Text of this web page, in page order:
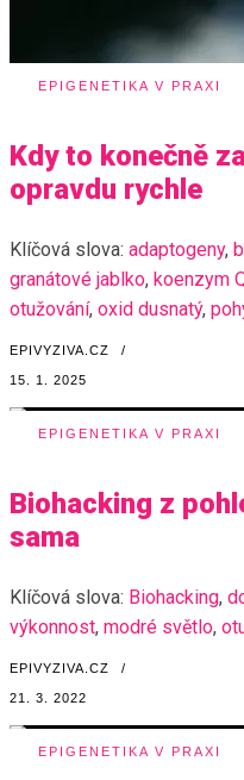
EPIGENETIKA V PRAXI
Kdy to konečně
opravdu rychle
Klíčová slova: adaptogeny,
granátové jablko, koenzym
otužování, oxid dusnatý,
EPIVYZIVA.CZ /
15. 1. 2025
EPIGENETIKA V PRAXI
Biohacking z
sama
Klíčová slova: Biohacking,
výkonnost, modré světlo,
EPIVYZIVA.CZ /
21. 3. 2022
EPIGENETIKA V PRAXI